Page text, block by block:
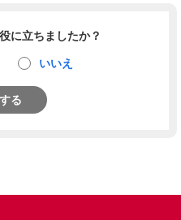
に立ちましたか？
いいえ
る